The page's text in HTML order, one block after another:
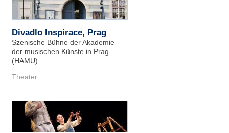
Divadlo Inspirace, Prag
Szenische Bühne der Akademie
der musischen Künste in Prag
(HAMU)
Theater